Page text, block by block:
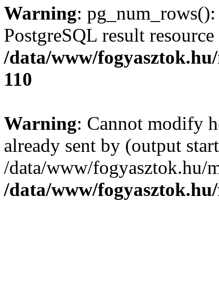
Warning:
PostgreSQL result
/data/www/
110
Warning: Cannot modify
already sent by (output
/data/www/fogyasztok.hu/
/data/www/